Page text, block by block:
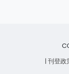
| 刊登政